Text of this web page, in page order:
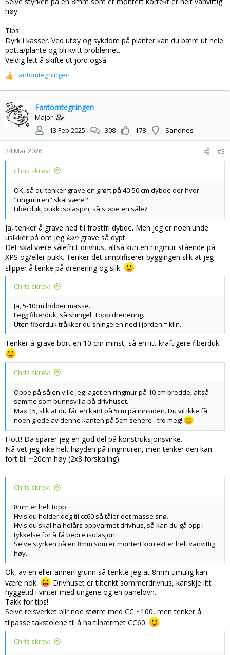
høy.
Tips:
Dyrk i kasser. Ved utøy og sykdom på planter kan du bære ut hele
potta/plante og bli kvitt problemet.
Veldig lett å skifte ut jord også.
R
e
k
s
n
e
r
Fantomtegningen
Fantomtegningen
Major
13 Feb 2025
308 178 Sandnes
24 Mar 2026 #3
Chris skrev:
OK, så du tenker grave en grøft på 40-50 cm dybde der hvor
"ringmuren" skal være?
Fiberduk, pukk isolasjon, så støpe en såle?
Ja, tenker å grave ned til frostfri dybde. Men jeg er noenlunde
usikker på om jeg kan grave så dypt.
Det skal være sålefritt drivhus, altså kun en ringmur stående på
XPS og/eller pukk. Tenker det simplifiserer byggingen slik at jeg
slipper å tenke på drenering og slik.
Chris skrev:
Ja, 5-10cm holder masse.
Legg fiberduk, så shingel. Topp drenering.
Uten fiberduk tråkker du shingelen ned i jorden = klin.
Tenker å grave bort en 10 cm minst, så en litt kraftigere fiberduk.
Chris skrev:
Oppe på sålen ville jeg laget en ringmur på 10 cm bredde, altså
samme som bunnsvilla på drivhuset.
Max 15, slik at du får en kant på 5cm på innsiden. Du vil ikke få
noen glede av denne kanten på 5cm senere - tro meg!
Flott! Da sparer jeg en god del på konstruksjonsvirke.
Nå vet jeg ikke helt høyden på ringmuren, men tenker den kan
fort bli ~20cm høy (2x8 forskaling).
Chris skrev:
8mm er helt topp.
Hvis du holder deg til cc60 så tåler det masse snø.
Hvis du skal ha helårs oppvarmet drivhus, så kan du gå opp i
tykkelse for å få bedre isolasjon.
Selve styrken på en 8mm som er montert korrekt er helt vanvittig
høy.
Ok, av en eller annen grunn så tenkte jeg at 8mm umulig kan
være nok.
Drivhuset er tiltenkt sommerdrivhus, kanskje litt
hyggetid i vinter med ungene og en panelovn.
Takk for tips!
Selve reisverket blir noe større med CC ~100, men tenker å
tilpasse takstolene til å ha tilnærmet CC60.
Chris skrev: